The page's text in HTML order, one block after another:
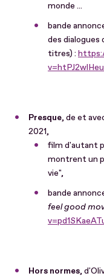
monde ...
bande
des dialogues
titres) :
Presque, de et
2021,
film d'autant
montrent un
vie",
bande
feel good
Hors normes,